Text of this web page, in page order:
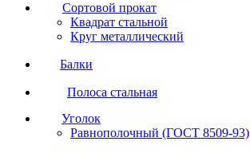
Сортовой прокат
Квадрат стальной
Круг металлический
Балки
Полоса стальная
Уголок
Равнополочный (ГОСТ 8509-93)